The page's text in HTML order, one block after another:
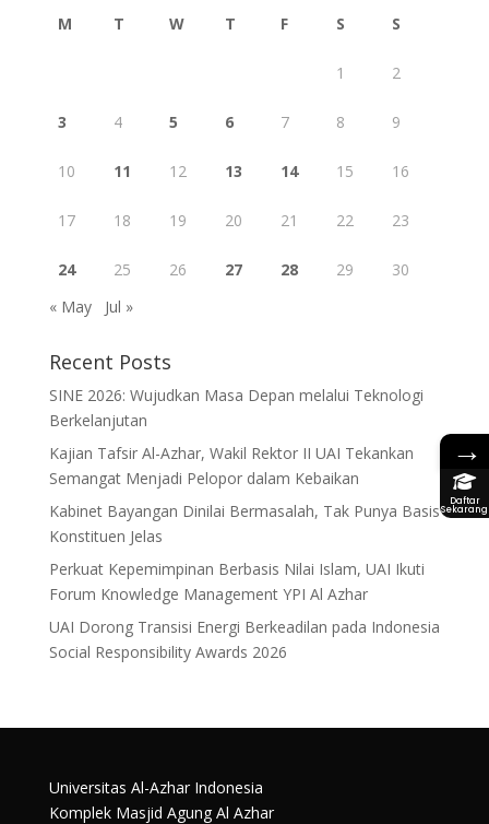
M T W T F S S
1 2
3 4 5 6 7 8 9
10 11 12 13 14 15 16
17 18 19 20 21 22 23
24 25 26 27 28 29
30
« May
Jul »
Recent Posts
SINE 2026: Wujudkan Masa Depan melalui Teknologi
Berkelanjutan
Kajian Tafsir Al-Azhar, Wakil Rektor II UAI Tekankan
Semangat Menjadi Pelopor dalam Kebaikan
Kabinet Bayangan Dinilai Bermasalah, Tak Punya Basis
Konstituen Jelas
Perkuat Kepemimpinan Berbasis Nilai Islam, UAI Ikuti
Forum Knowledge Management YPI Al Azhar
UAI Dorong Transisi Energi Berkeadilan pada Indonesia
Social Responsibility Awards 2026
Universitas Al-Azhar Indonesia
Komplek Masjid Agung Al Azhar
→
Daftar
Sekarang